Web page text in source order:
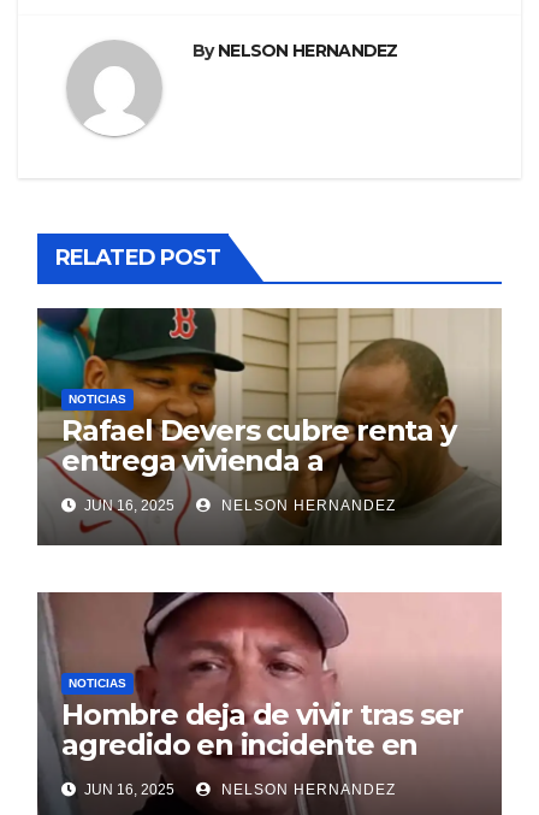
ByNELSON HERNANDEZ
RELATED POST
NOTICIAS
Rafael Devers cubre renta y
entrega vivienda a
exentrenador en RD
JUN 16, 2025 NELSON HERNANDEZ
NOTICIAS
Hombre deja de vivir tras ser
agredido en incidente en
SDE
JUN 16, 2025 NELSON HERNANDEZ